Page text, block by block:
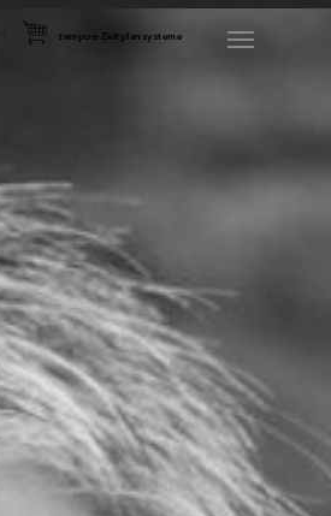
tempus-Zeitplansysteme